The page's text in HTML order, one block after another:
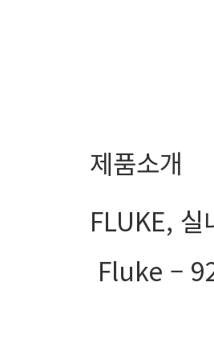
제품소개
FLUKE, 실
Fluke –